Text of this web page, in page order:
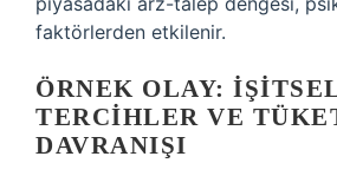
faktörlerden etkilenir.
ÖRNEK OLAY:
TERCIHLER VE
DAVRANIŞI